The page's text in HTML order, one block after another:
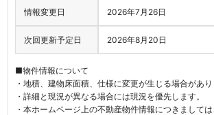
情報変更日 2026年7月26日
次回更新予定日 2026年8月20日
■物件情報について
・地積、建物床面積、仕様に変更が生じる場合があり
・詳細と現況が異なる場合には現況を優先します。
・本ホームページ上の不動産物件情報につきまして